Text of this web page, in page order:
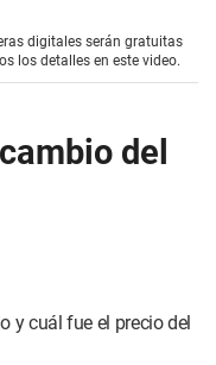
digitales serán gratuitas
los detalles en este video.
del
y cuál fue el precio del